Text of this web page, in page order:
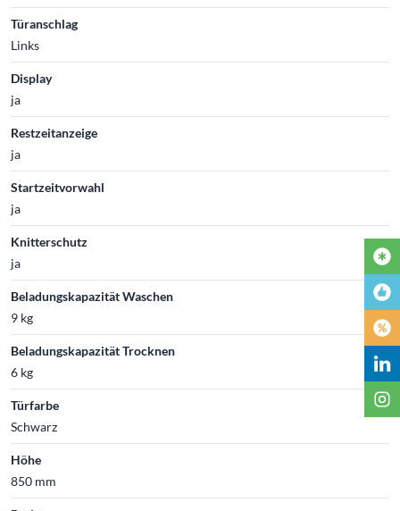
Türanschlag
Links
Display
ja
Restzeitanzeige
ja
Startzeitvorwahl
ja
Knitterschutz
ja
Beladungskapazität Waschen
9 kg
Beladungskapazität Trocknen
6 kg
Türfarbe
Schwarz
Höhe
850 mm